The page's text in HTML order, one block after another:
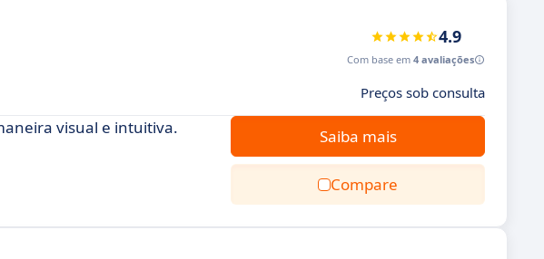
4.9
Com base em 4 avaliações
Preços sob consulta
visual e intuitiva. Saiba mais
Compare